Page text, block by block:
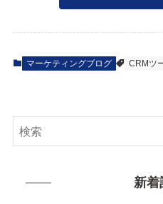
マーケティングブログ CRMツ
新着